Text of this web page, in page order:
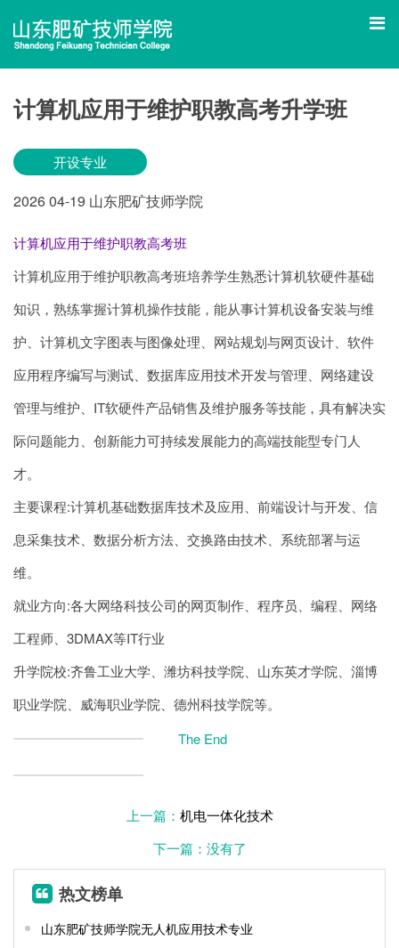
计算机应用于维护职教高考升学班
开设专业
202604-19 山东肥矿技师学院
计算机应用于维护职教高考班
计算机应用于维护职教高考班培养学生熟悉计算机软硬件基础
知识，熟练掌握计算机操作技能，能从事计算机设备安装与维
护、计算机文字图表与图像处理、网站规划与网页设计、软件
应用程序编写与测试、数据库应用技术开发与管理、网络建设
管理与维护、IT软硬件产品销售及维护服务等技能，具有解决实
际问题能力、创新能力可持续发展能力的高端技能型专门人
才。
主要课程:计算机基础数据库技术及应用、前端设计与开发、信
息采集技术、数据分析方法、交换路由技术、系统部署与运
维。
就业方向:各大网络科技公司的网页制作、程序员、编程、网络
工程师、3DMAX等IT行业
升学院校:齐鲁工业大学、潍坊科技学院、山东英才学院、淄博
职业学院、威海职业学院、德州科技学院等。
The End
上一篇： 机电一体化技术
下一篇：没有了
热文榜单
山东肥矿技师学院无人机应用技术专业